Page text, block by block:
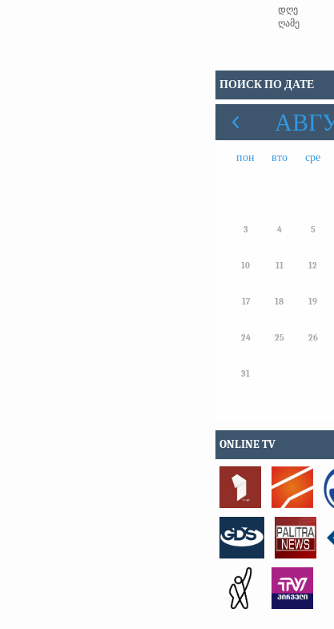
დღე
ღამე
ПОИСК ПО ДАТЕ
пон вто сре
3 4 5
10 11 12
17 18 19
24 25 26
31
ONLINE TV